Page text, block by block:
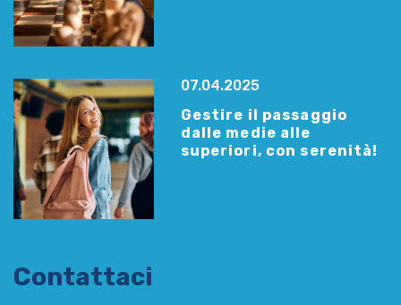
07.04.2025
Gestire il passaggio
dalle medie alle
superiori, con serenità!
Contattaci